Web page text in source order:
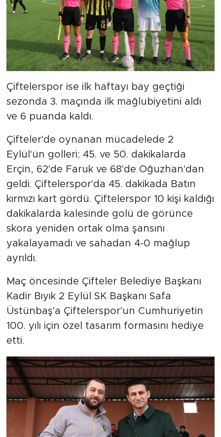
Çiftelerspor ise ilk haftayı bay geçtiği
sezonda 3. maçında ilk mağlubiyetini aldı
ve 6 puanda kaldı.
Çifteler'de oynanan mücadelede 2
Eylül'ün golleri; 45. ve 50. dakikalarda
Erçin, 62'de Faruk ve 68'de Oğuzhan'dan
geldi. Çiftelerspor'da 45. dakikada Batın
kırmızı kart gördü. Çiftelerspor 10 kişi kaldığı
dakikalarda kalesinde golü de görünce
skora yeniden ortak olma şansını
yakalayamadı ve sahadan 4-0 mağlup
ayrıldı.
Maç öncesinde Çifteler Belediye Başkanı
Kadir Bıyık 2 Eylül SK Başkanı Safa
Üstünbaş'a Çiftelerspor'un Cumhuriyetin
100. yılı için özel tasarım formasını hediye
etti.